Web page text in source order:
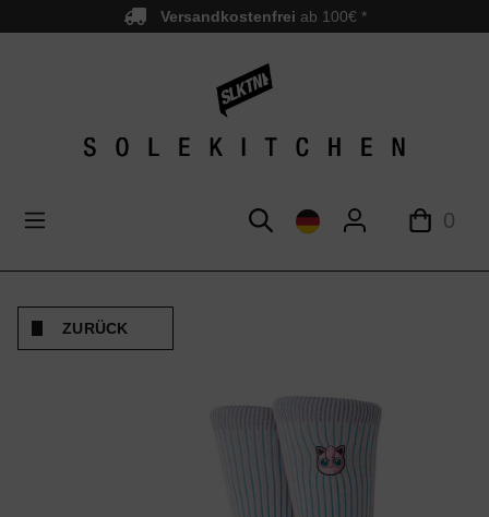
springen Versandkostenfrei ab 100€ *
0
ZURÜCK